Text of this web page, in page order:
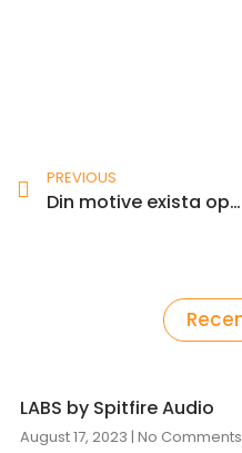
PREVIOUS
Din motive exista operatori din ia o ?ansa care acorda bonus care au gyrate fara depunere?
LABS by Spitfire Audio
August 17, 2023 No Comments